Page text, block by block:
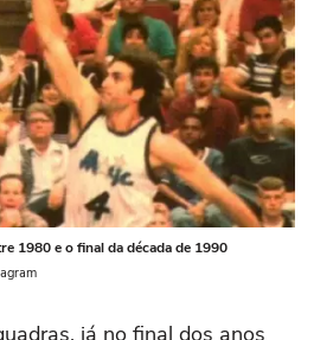
1980 e o final da década de 1990
já no final dos anos